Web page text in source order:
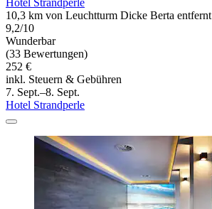
10,3 km von Leuchtturm Dicke Berta entfernt
9,2/10
Wunderbar
(33 Bewertungen)
252 €
inkl. Steuern & Gebühren
7. Sept.–8. Sept.
Hotel Strandperle